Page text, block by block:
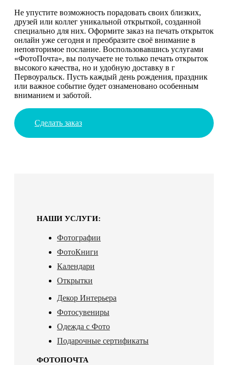
Не упустите возможность порадовать своих близких,
друзей или коллег уникальной открыткой, созданной
специально для них. Оформите заказ на печать открыток
онлайн уже сегодня и преобразите своё внимание в
неповторимое послание. Воспользовавшись услугами
«ФотоПочта», вы получаете не только печать открыток
высокого качества, но и удобную доставку в г
Первоуральск. Пусть каждый день рождения, праздник
или важное событие будет ознаменовано особенным
вниманием и заботой.
Сделать заказ
НАШИ УСЛУГИ:
Фотографии
ФотоКниги
Календари
Открытки
Декор Интерьера
Фотосувениры
Одежда с Фото
Подарочные сертификаты
ФОТОПОЧТА